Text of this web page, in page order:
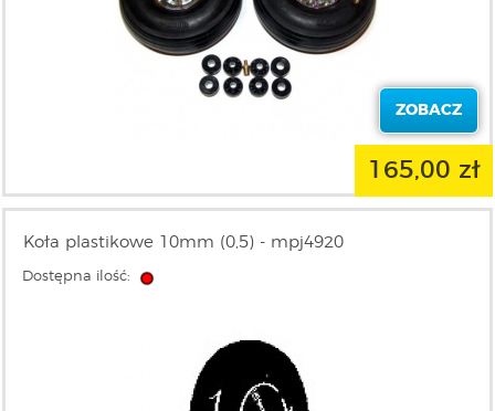
ZOBACZ
165,00 zł
Koła plastikowe 10mm (0,5) - mpj4920
Dostępna ilość: